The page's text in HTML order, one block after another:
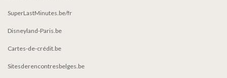
SuperLastMinutes.be/fr
Disneyland-Paris.be
Cartes-de-crédit.be
Sitesderencontresbelges.be